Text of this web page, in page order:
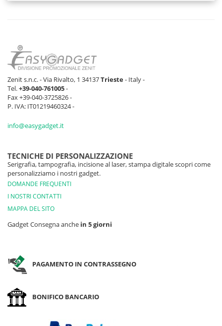
Zenit s.n.c. - Via Rivalto, 1 34137Trieste- Italy -
Tel.+39-040-761005-
Fax +39-040-3725826 -
P. IVA: IT01219460324 -
info@easygadget.it
TECNICHE DI PERSONALIZZAZIONE
Serigrafia, tampografia, incisione al laser, stampa digitale scopri come
personalizziamo i nostri gadget.
DOMANDE FREQUENTI
I NOSTRI CONTATTI
MAPPA DEL SITO
Gadget Consegna anche in 5 giorni
PAGAMENTO IN CONTRASSEGNO
BONIFICO BANCARIO